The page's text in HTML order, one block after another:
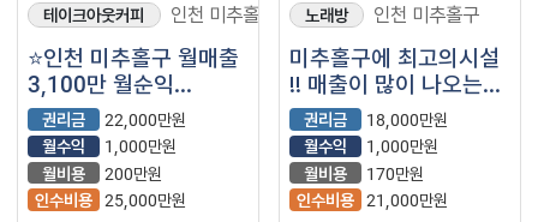
테이크아웃커피 인천 미추홀구
⭐인천 미추홀구 월매출
3,100만 월순익
1,000만 메가커피
매장을 소개합니다 ⭐
권리금
22,000만원
월수익
1,000만원
월비용
200만원
인수비용 25,000만원
노래방 인천 미추홀구
미추홀구에 최고의시설
!! 매출이 많이 나오는
노래방!!
권리금
18,000만원
월수익
1,000만원
월비용
170만원
인수비용 21,000만원